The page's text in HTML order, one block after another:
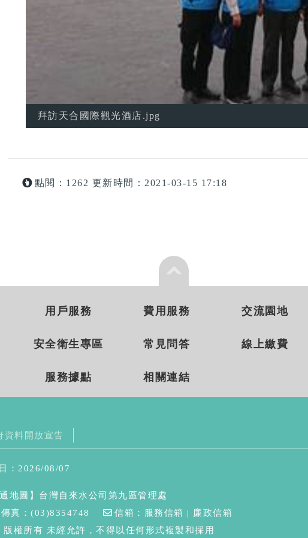
拜訪天合國際觀光酒店.jpg
點閱：1262 更新時間：2021-03-15 17:18
用戶服務 費用服務 交流園地
安全衛生專區 常見問答 線上繳費
服務據點 相關連結
資料開放宣告
：2026/08/07
通地圖】台灣自來水公司第九區管理處
傳真：(03)8354748 信箱： 服務信箱 | 廉政信箱
權所有 未經允許，不得以任何形式複製和採用